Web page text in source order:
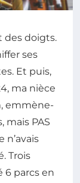
des doigts.
ses
Et puis,
ma nièce
emmène-
mais PAS
n’avais
Trois
6 parcs en